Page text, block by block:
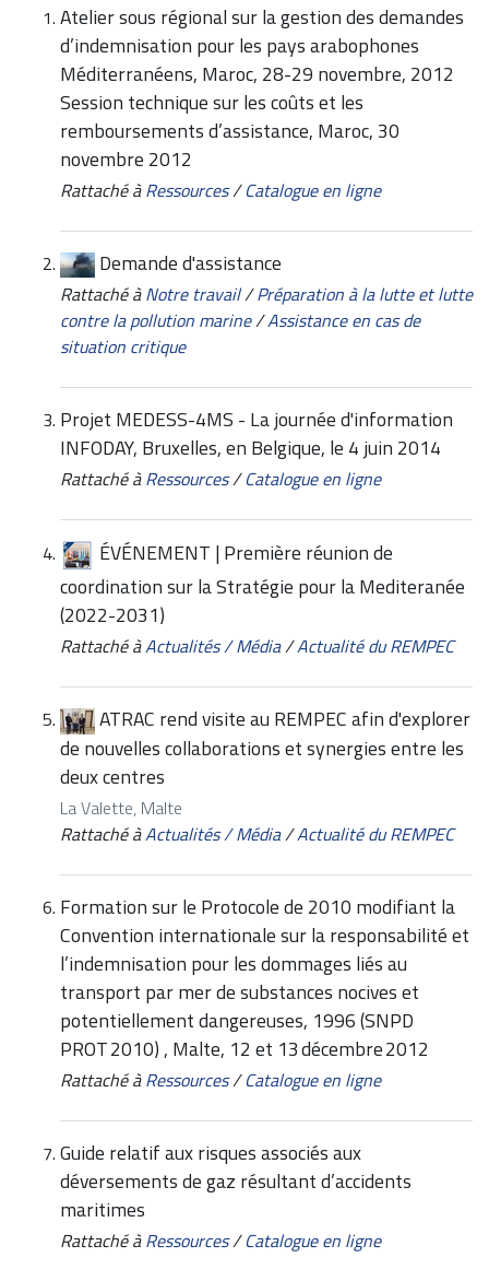
Atelier sous régional sur la gestion des demandes
d’indemnisation pour les pays arabophones
Méditerranéens, Maroc, 28-29 novembre, 2012
Session technique sur les coûts et les
remboursements d’assistance, Maroc, 30
novembre 2012
Rattaché à Ressources/Catalogue en ligne
Demande d'assistance
Rattaché à Notre travail/Préparation à la lutte et lutte
contre la pollution marine/Assistance en cas de
situation critique
Projet MEDESS-4MS - La journée d'information
INFODAY, Bruxelles, en Belgique, le 4 juin 2014
Rattaché à Ressources/Catalogue en ligne
ÉVÉNEMENT | Première réunion de
coordination sur la Stratégie pour la Mediteranée
(2022-2031)
Rattaché àActualités / Média/Actualité du REMPEC
ATRAC rend visite au REMPEC afin d'explorer
de nouvelles collaborations et synergies entre les
deux centres
La Valette, Malte
Rattaché àActualités / Média/Actualité du REMPEC
Formation sur le Protocole de 2010 modifiant la
Convention internationale sur la responsabilité et
l’indemnisation pour les dommages liés au
transport par mer de substances nocives et
potentiellement dangereuses, 1996 (SNPD
PROT 2010) , Malte, 12 et 13 décembre 2012
Rattaché à Ressources/Catalogue en ligne
Guide relatif aux risques associés aux
déversements de gaz résultant d’accidents
maritimes
Rattaché à Ressources/Catalogue en ligne